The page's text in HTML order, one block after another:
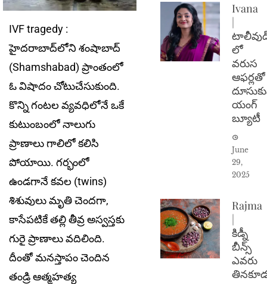
IVF tragedy :
హైదరాబాద్‌లోని శంషాబాద్
(Shamshabad) ప్రాంతంలో
ఓ విషాదం చోటుచేసుకుంది.
కొన్ని గంట‌ల వ్య‌వ‌ధిలోనే ఒకే
కుటుంబంలో నాలుగు
ప్రాణాలు గాలిలో క‌లిసి
పోయాయి. గ‌ర్భంలో
ఉండ‌గానే క‌వ‌ల (twins)
శిశువులు మృతి చెంద‌గా,
కాసేప‌టికే త‌ల్లి తీవ్ర అస్వ‌స్త‌కు
గురై ప్రాణాలు వ‌దిలింది.
దీంతో మ‌న‌స్తాపం చెందిన
తండ్రి ఆత్మ‌హ‌త్య
Ivana
|
లో
వరుస
ఆఫర్లతో
యంగ్
బ్యూటీ
June
29,
2025
Rajma
|
కిడ్నీ
బీన్స్
ఎవరు